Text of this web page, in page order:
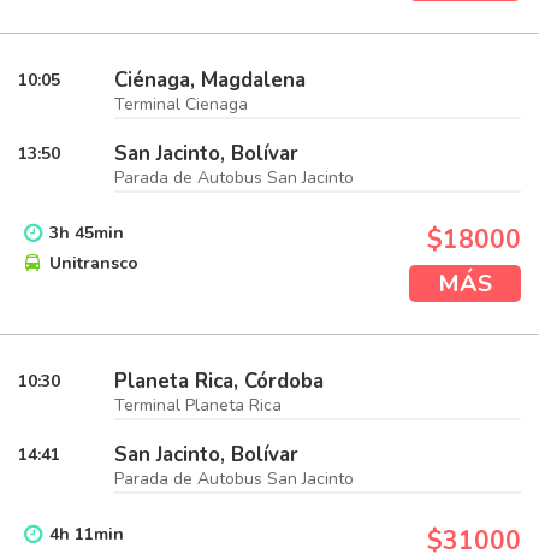
10:05 Ciénaga, Magdalena
Terminal Cienaga
13:50 San Jacinto, Bolívar
Parada de Autobus San Jacinto
3h 45min
Unitransco
$18000
MÁS
10:30 Planeta Rica, Córdoba
Terminal Planeta Rica
14:41 San Jacinto, Bolívar
Parada de Autobus San Jacinto
4h 11min
$31000